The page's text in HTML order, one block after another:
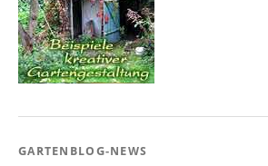
GARTENBLOG-NEWS